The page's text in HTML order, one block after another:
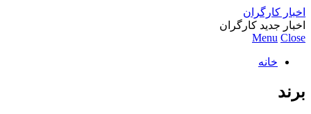
اخبار کارگران
اخبار جدید کارگران
Menu Close
خانه
برند